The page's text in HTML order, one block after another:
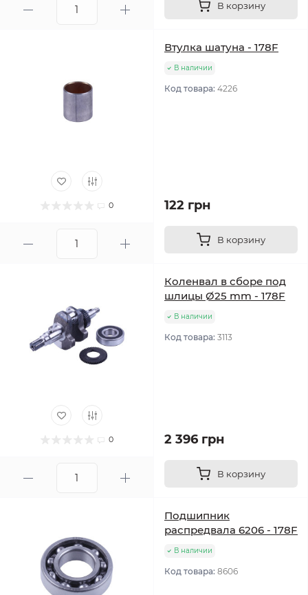
В корзину
0
Втулка шатуна - 178F
В наличии
Код товара: 4226
122 грн
В корзину
0
Коленвал в сборе под
шлицы Ø25 mm - 178F
В наличии
Код товара: 3113
2 396 грн
В корзину
Подшипник
распредвала 6206 - 178F
В наличии
Код товара: 8606